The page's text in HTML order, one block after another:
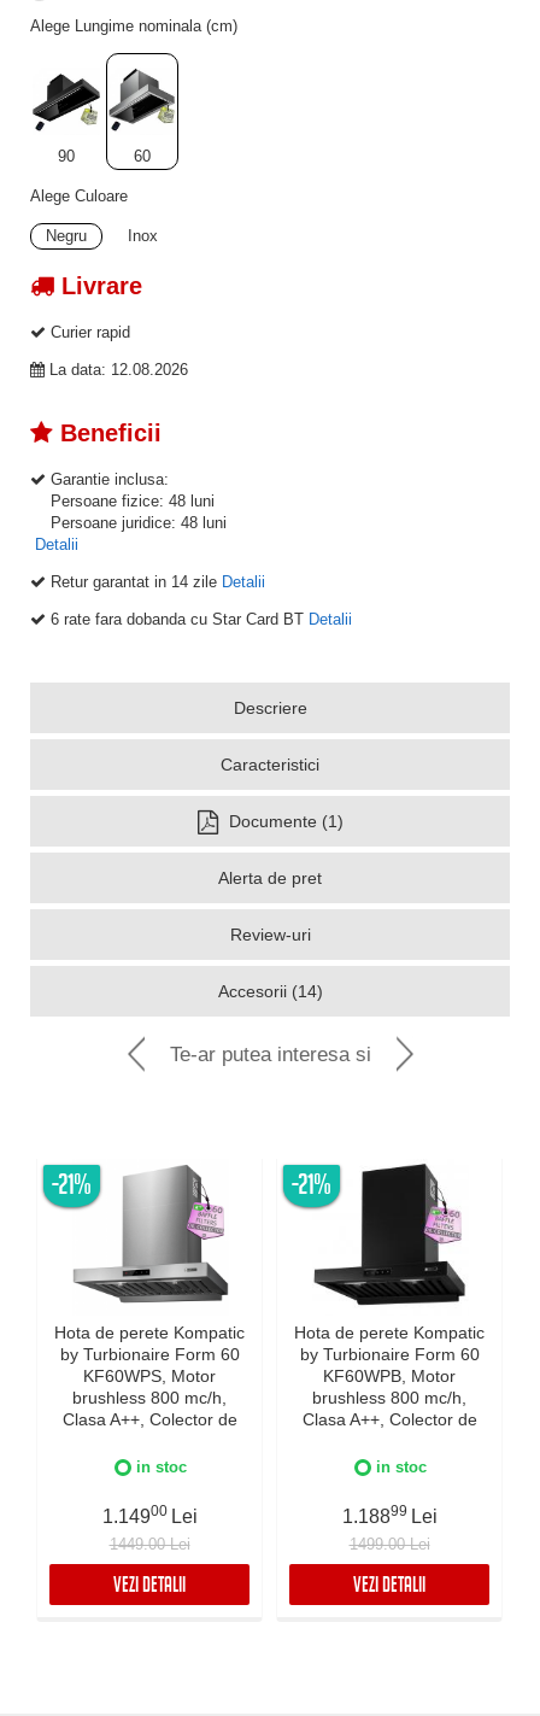
Alege Lungime nominala (cm)
90 60
Alege Culoare
Negru Inox
Livrare
Curier rapid
La data: 12.08.2026
Beneficii
Garantie inclusa:
Persoane fizice: 48 luni
Persoane juridice: 48 luni
Detalii
Retur garantat in 14 zile Detalii
6 rate fara dobanda cu Star Card BT Detalii
Descriere
Caracteristici
Documente (1)
Alerta de pret
Review-uri
Accesorii (14)
Te-ar putea interesa si
-21%
Hota de perete Kompatic
by Turbionaire Form 60
KF60WPS, Motor
brushless 800 mc/h,
Clasa A++, Colector de
Avansate, Control
3 viteze + Boost, Inox
in stoc
1.14900 Lei
1449.00 Lei
VEZI DETALII
-21%
Hota de perete Kompatic
by Turbionaire Form 60
KF60WPB, Motor
brushless 800 mc/h,
Clasa A++, Colector de
Avansate, Control
3 viteze + Boost, Negru
in stoc
1.18899 Lei
1499.00 Lei
VEZI DETALII